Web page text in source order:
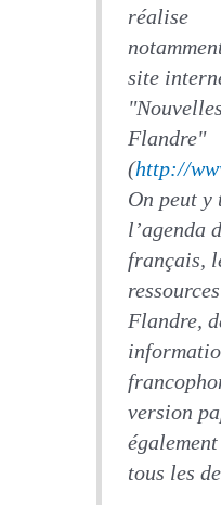
réalise
site
Flandre"
(http://
On peut y
l’agenda
français,
Flandre,
version
tous les